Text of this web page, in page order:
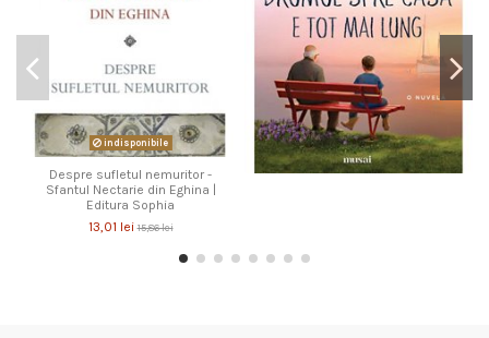
indisponibile
Despre sufletul nemuritor -
Sfantul Nectarie din Eghina |
Editura Sophia
13,01 lei15,86 lei